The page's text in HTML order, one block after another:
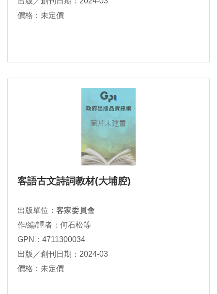
價格：未定價
客語古文詩詞教材(大埔腔)
出版單位： 客家委員會
作/編/譯者：何石松等
GPN：4711300034
出版／創刊日期：2024-03
價格：未定價